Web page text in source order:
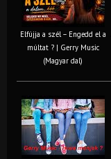
Elfújja a szél – Engedd el a
múltat ? | Gerry Music
(Magyar dal)